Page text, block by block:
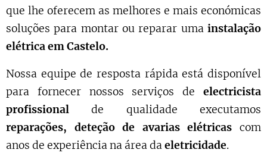
que lhe oferecem as melhores e mais económicas
soluções para montar ou reparar uma instalação
elétrica emCastelo.
Nossa equipe de resposta rápida está disponível
para fornecer nossos serviços de electricista
profissional de qualidade executamos
reparações, deteção de avarias elétricas com
anos de experiência na área daeletricidade.